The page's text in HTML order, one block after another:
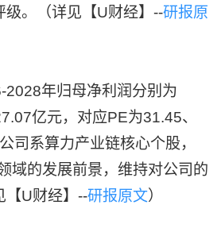
级。（详见【U财经】--研报原
2028年归母净利润分别为
亿元，对应PE为31.45、
司系算力产业链核心个股，
域的发展前景，维持对公司的
【U财经】--研报原文）